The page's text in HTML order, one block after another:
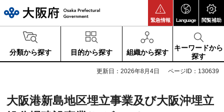
緊急情報 Language 閲覧補助
分類から探す 目的から探す 組織から探す
キーワードから
探す
更新日：2026年8月4日 ページID：130639
大阪港新島地区埋立事業及び大阪沖埋立